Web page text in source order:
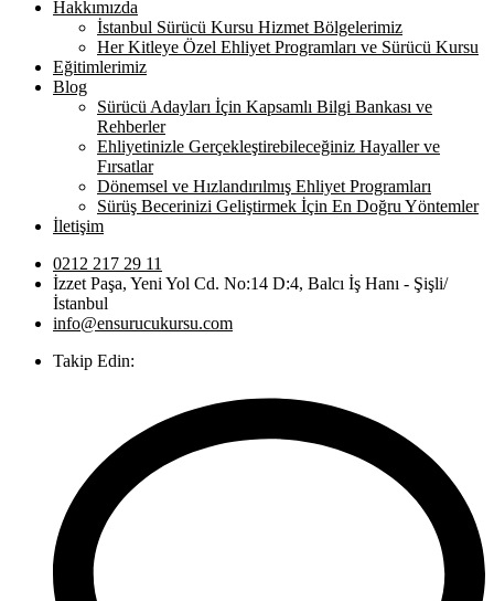
Hakkımızda
İstanbul Sürücü Kursu Hizmet Bölgelerimiz
Her Kitleye Özel Ehliyet Programları ve Sürücü Kursu
Eğitimlerimiz
Blog
Sürücü Adayları İçin Kapsamlı Bilgi Bankası ve
Rehberler
Ehliyetinizle Gerçekleştirebileceğiniz Hayaller ve
Fırsatlar
Dönemsel ve Hızlandırılmış Ehliyet Programları
Sürüş Becerinizi Geliştirmek İçin En Doğru Yöntemler
İletişim
0212 217 29 11
İzzet Paşa, Yeni Yol Cd. No:14 D:4, Balcı İş Hanı - Şişli/
İstanbul
info@ensurucukursu.com
Takip Edin: